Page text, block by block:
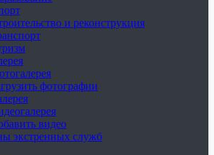
и реконструкция
фотографии
видео
экстренных служб